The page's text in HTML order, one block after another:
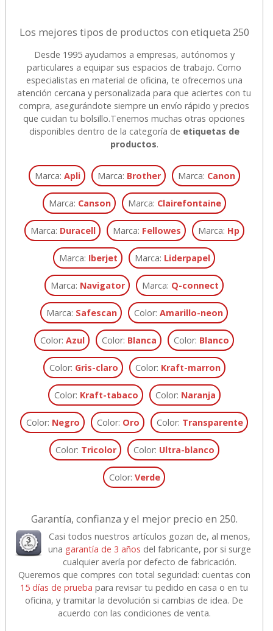
Los mejores tipos de productos con etiqueta 250
Desde 1995 ayudamos a empresas, autónomos y
particulares a equipar sus espacios de trabajo. Como
especialistas en material de oficina, te ofrecemos una
atención cercana y personalizada para que aciertes con tu
compra, asegurándote siempre un envío rápido y precios
que cuidan tu bolsillo.Tenemos muchas otras opciones
disponibles dentro de la categoría de etiquetas de
productos.
Marca: Apli Marca: Brother Marca: Canon
Marca: Canson Marca: Clairefontaine
Marca: Duracell Marca: Fellowes Marca: Hp
Marca: Iberjet Marca: Liderpapel
Marca: Navigator Marca: Q-connect
Marca: Safescan Color:Amarillo-neon
Color:Azul Color: Blanca Color: Blanco
Color: Gris-claro Color: Kraft-marron
Color: Kraft-tabaco Color: Naranja
Color: Negro Color: Oro Color: Transparente
Color: Tricolor Color: Ultra-blanco
Color:Verde
Garantía, confianza y el mejor precio en 250.
Casi todos nuestros artículos gozan de, al menos,
una garantía de 3 años del fabricante, por si surge
cualquier avería por defecto de fabricación.
Queremos que compres con total seguridad: cuentas con
15 días de prueba para revisar tu pedido en casa o en tu
oficina, y tramitar la devolución si cambias de idea. De
acuerdo con las condiciones de venta.